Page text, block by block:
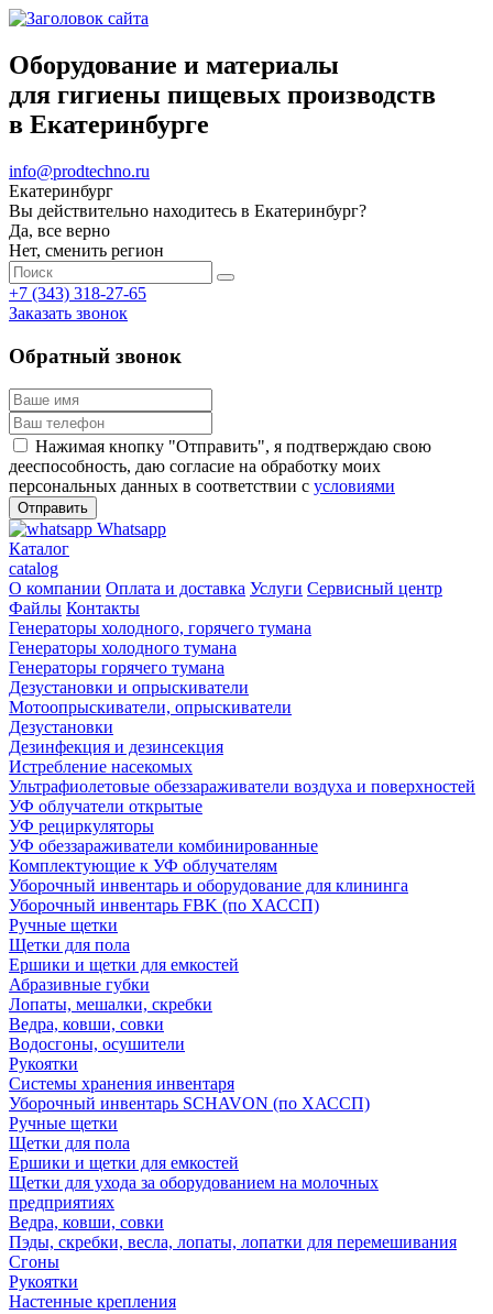
Оборудование и материалы
для гигиены пищевых производств
в Екатеринбурге
info@prodtechno.ru
Екатеринбург
Вы действительно находитесь в Екатеринбург?
Да, все верно
Нет, сменить регион
+7 (343) 318-27-65
Заказать звонок
Обратный звонок
Нажимая кнопку "Отправить", я подтверждаю свою
дееспособность, даю согласие на обработку моих
персональных данных в соответствии с условиями
Whatsapp
Каталог
catalog
О компании Оплата и доставка Услуги Сервисный центр
Файлы Контакты
Генераторы холодного, горячего тумана
Генераторы холодного тумана
Генераторы горячего тумана
Дезустановки и опрыскиватели
Мотоопрыскиватели, опрыскиватели
Дезустановки
Дезинфекция и дезинсекция
Истребление насекомых
Ультрафиолетовые обеззараживатели воздуха и поверхностей
УФ облучатели открытые
УФ рециркуляторы
УФ обеззараживатели комбинированные
Комплектующие к УФ облучателям
Уборочный инвентарь и оборудование для клининга
Уборочный инвентарь FBK (по ХАССП)
Ручные щетки
Щетки для пола
Ершики и щетки для емкостей
Абразивные губки
Лопаты, мешалки, скребки
Ведра, ковши, совки
Водосгоны, осушители
Рукоятки
Системы хранения инвентаря
Уборочный инвентарь SCHAVON (по ХАССП)
Ручные щетки
Щетки для пола
Ершики и щетки для емкостей
Щетки для ухода за оборудованием на молочных
предприятиях
Ведра, ковши, совки
Пэды, скребки, весла, лопаты, лопатки для перемешивания
Сгоны
Рукоятки
Настенные крепления